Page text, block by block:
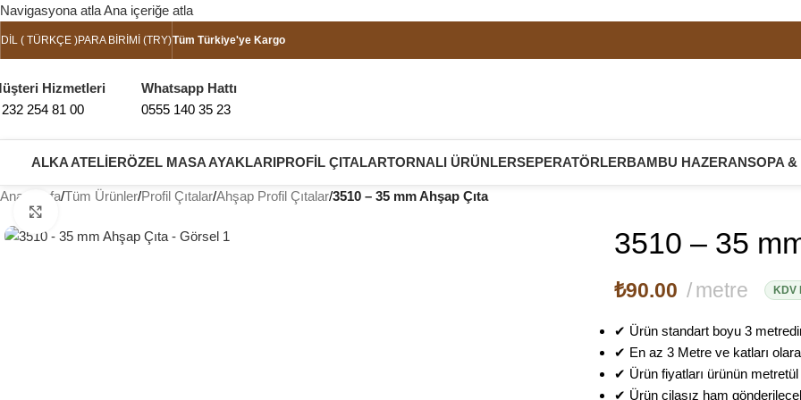
Navigasyona atlaAna içeriğe atla
DIL ( TÜRKÇE )PARA BIRIMI (TRY)Tüm Türkiye'ye Kargo
Hizmetleri
254 81 00
Whatsapp Hattı
0555 140 35 23
ALKA ATELIERÖZEL MASA AYAKLARIPROFIL ÇITALARTORNALI ÜRÜNLERSEPERATÖRLERBAMBU HAZERANSOPA
Ana Sayfa/Tüm Ürünler/Profil Çıtalar/Ahşap Profil Çıtalar/3510 – 35 mm Ahşap Çıta
3510 – 35
₺90.00 metre KDV
✔ Ürün standart boyu 3
✔ En az 3 Metre ve katları
✔ Ürün fiyatları ürünün metretül
✔ Ürün cilasız ham